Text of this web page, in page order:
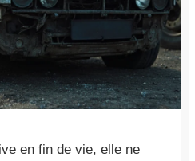
en fin de vie, elle ne